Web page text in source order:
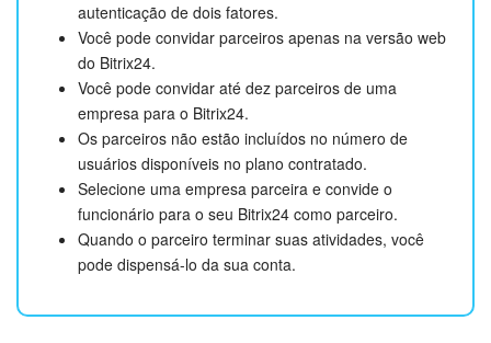
autenticação de dois fatores.
Você pode convidar parceiros apenas na versão web
do Bitrix24.
Você pode convidar até dez parceiros de uma
empresa para o Bitrix24.
Os parceiros não estão incluídos no número de
usuários disponíveis no plano contratado.
Selecione uma empresa parceira e convide o
funcionário para o seu Bitrix24 como parceiro.
Quando o parceiro terminar suas atividades, você
pode dispensá-lo da sua conta.